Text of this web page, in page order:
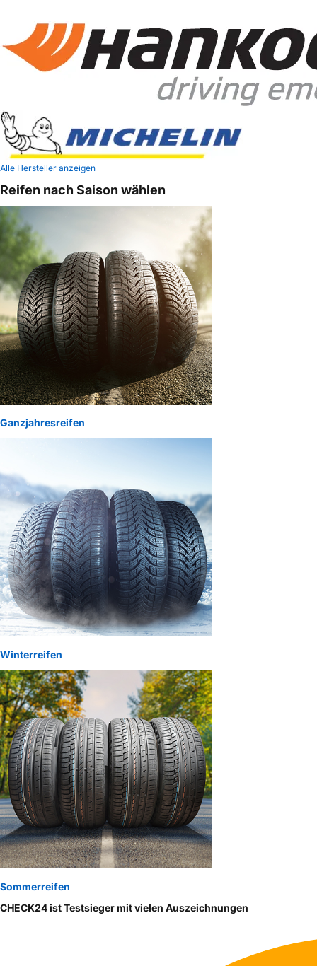
Alle Hersteller anzeigen
Reifen nach Saison wählen
Ganzjahresreifen
Winterreifen
Sommerreifen
CHECK24 ist Testsieger mit vielen Auszeichnungen